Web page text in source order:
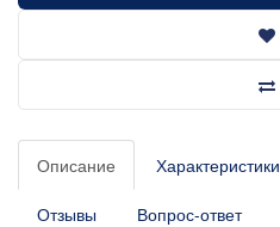
Описание Характеристики
Отзывы Вопрос-ответ